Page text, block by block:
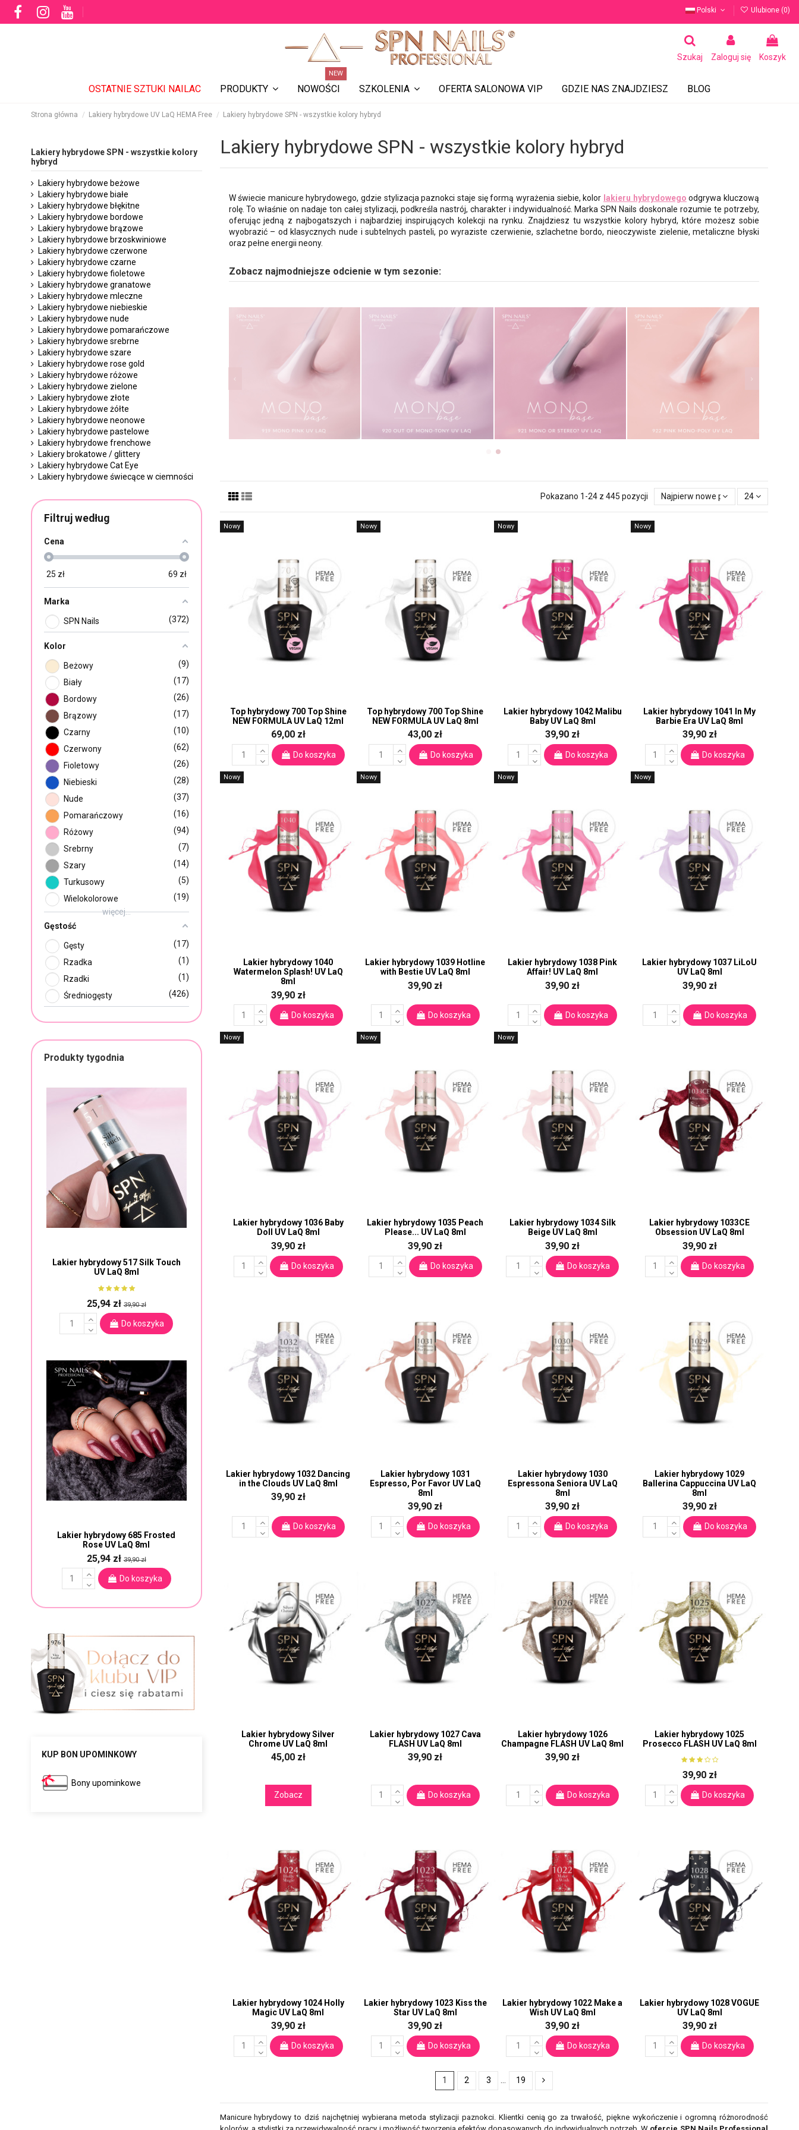
Polski Ulubione (0)
Szukaj Zaloguj się Koszyk
OSTATNIE SZTUKI NAILAC PRODUKTY NOWOŚCI
NEW
SZKOLENIA OFERTA SALONOWA VIP GDZIE NAS ZNAJDZIESZ BLOG
Strona główna Lakiery hybrydowe UV LaQ HEMA Free Lakiery hybrydowe SPN - wszystkie kolory hybryd
Lakiery hybrydowe SPN - wszystkie kolory hybryd
W świecie manicure hybrydowego, gdzie stylizacja paznokci staje się formą wyrażenia siebie, kolor lakieru hybrydowego odgrywa kluczową
rolę. To właśnie on nadaje ton całej stylizacji, podkreśla nastrój, charakter i indywidualność. Marka SPN Nails doskonale rozumie te potrzeby,
oferując jedną z najbogatszych i najbardziej inspirujących kolekcji na rynku. Znajdziesz tu wszystkie kolory hybryd, które możesz sobie
wyobrazić – od klasycznych nude i subtelnych pasteli, po wyraziste czerwienie, szlachetne bordo, nieoczywiste zielenie, metaliczne błyski
oraz pełne energii neony.
Zobacz najmodniejsze odcienie w tym sezonie:
Pokazano 1-24 z 445 pozycji Najpierw nowe produkty
24
Nowy
Top hybrydowy 700 Top Shine
NEW FORMULA UV LaQ 12ml
69,00 zł
Do koszyka
Nowy
Top hybrydowy 700 Top Shine
NEW FORMULA UV LaQ 8ml
43,00 zł
Do koszyka
Nowy
Lakier hybrydowy 1042 Malibu
Baby UV LaQ 8ml
39,90 zł
Do koszyka
Nowy
Lakier hybrydowy 1041 In My
Barbie Era UV LaQ 8ml
39,90 zł
Do koszyka
Nowy
Lakier hybrydowy 1040
Watermelon Splash! UV LaQ
8ml
39,90 zł
Do koszyka
Nowy
Lakier hybrydowy 1039 Hotline
with Bestie UV LaQ 8ml
39,90 zł
Do koszyka
Nowy
Lakier hybrydowy 1038 Pink
Affair! UV LaQ 8ml
39,90 zł
Do koszyka
Nowy
Lakier hybrydowy 1037 LiLoU
UV LaQ 8ml
39,90 zł
Do koszyka
Nowy
Lakier hybrydowy 1036 Baby
Doll UV LaQ 8ml
39,90 zł
Do koszyka
Nowy
Lakier hybrydowy 1035 Peach
Please... UV LaQ 8ml
39,90 zł
Do koszyka
Nowy
Lakier hybrydowy 1034 Silk
Beige UV LaQ 8ml
39,90 zł
Do koszyka
Lakier hybrydowy 1033CE
Obsession UV LaQ 8ml
39,90 zł
Do koszyka
Lakier hybrydowy 1032 Dancing
in the Clouds UV LaQ 8ml
39,90 zł
Do koszyka
Lakier hybrydowy 1031
Espresso, Por Favor UV LaQ
8ml
39,90 zł
Do koszyka
Lakier hybrydowy 1030
Espressona Seniora UV LaQ
8ml
39,90 zł
Do koszyka
Lakier hybrydowy 1029
Ballerina Cappuccina UV LaQ
8ml
39,90 zł
Do koszyka
Lakier hybrydowy Silver
Chrome UV LaQ 8ml
45,00 zł
Zobacz
Lakier hybrydowy 1027 Cava
FLASH UV LaQ 8ml
39,90 zł
Do koszyka
Lakier hybrydowy 1026
Champagne FLASH UV LaQ 8ml
39,90 zł
Do koszyka
Lakier hybrydowy 1025
Prosecco FLASH UV LaQ 8ml
39,90 zł
Do koszyka
Lakier hybrydowy 1024 Holly
Magic UV LaQ 8ml
39,90 zł
Do koszyka
Lakier hybrydowy 1023 Kiss the
Star UV LaQ 8ml
39,90 zł
Do koszyka
Lakier hybrydowy 1022 Make a
Wish UV LaQ 8ml
39,90 zł
Do koszyka
Lakier hybrydowy 1028 VOGUE
UV LaQ 8ml
39,90 zł
Do koszyka
1 2 3 … 19
Manicure hybrydowy to dziś najchętniej wybierana metoda stylizacji paznokci. Klientki cenią go za trwałość, piękne wykończenie i ogromną różnorodność
Lakiery hybrydowe SPN - wszystkie kolory
hybryd
Lakiery hybrydowe beżowe
Lakiery hybrydowe białe
Lakiery hybrydowe błękitne
Lakiery hybrydowe bordowe
Lakiery hybrydowe brązowe
Lakiery hybrydowe brzoskwiniowe
Lakiery hybrydowe czerwone
Lakiery hybrydowe czarne
Lakiery hybrydowe fioletowe
Lakiery hybrydowe granatowe
Lakiery hybrydowe mleczne
Lakiery hybrydowe niebieskie
Lakiery hybrydowe nude
Lakiery hybrydowe pomarańczowe
Lakiery hybrydowe srebrne
Lakiery hybrydowe szare
Lakiery hybrydowe rose gold
Lakiery hybrydowe różowe
Lakiery hybrydowe zielone
Lakiery hybrydowe złote
Lakiery hybrydowe żółte
Lakiery hybrydowe neonowe
Lakiery hybrydowe pastelowe
Lakiery hybrydowe frenchowe
Lakiery brokatowe / glittery
Lakiery hybrydowe Cat Eye
Lakiery hybrydowe świecące w ciemności
Filtruj według
Cena
25 zł 69 zł
Marka
SPN Nails 372
Kolor
Beżowy
9
Biały
17
Bordowy
26
Brązowy
17
Czarny
10
Czerwony
62
Fioletowy
26
Niebieski
28
Nude
37
Pomarańczowy
16
Różowy
94
Srebrny
7
Szary
14
Turkusowy
5
Wielokolorowe
19
więcej...
Gęstość
Gęsty
17
Rzadka
1
Rzadki
1
Średniogęsty
426
Produkty tygodnia
Lakier hybrydowy 517 Silk Touch
UV LaQ 8ml
25,94 zł39,90 zł
Do koszyka
Lakier hybrydowy 685 Frosted
Rose UV LaQ 8ml
25,94 zł39,90 zł
Do koszyka
KUP BON UPOMINKOWY
Bony upominkowe